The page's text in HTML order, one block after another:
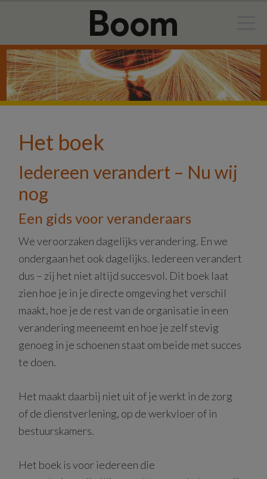
de
hoofd
inhoud
de
eerste
sidebar
Het boek
Iedereen verandert – Nu wij
nog
Een gids voor veranderaars
We veroorzaken dagelijks verandering. En we
ondergaan het ook dagelijks. Iedereen verandert
dus – zij het niet altijd succesvol. Dit boek laat
zien hoe je in je directe omgeving het verschil
maakt, hoe je de rest van de organisatie in een
verandering meeneemt en hoe je zelf stevig
genoeg in je schoenen staat om beide met succes
te doen.
Het maakt daarbij niet uit of je werkt in de zorg
of de dienstverlening, op de werkvloer of in
bestuurskamers.
Het boek is voor iedereen die